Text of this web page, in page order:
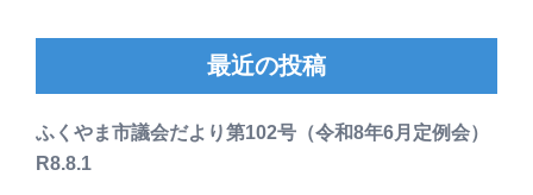
最近の投稿
ふくやま市議会だより第102号（令和8年6月定例会）
R8.8.1